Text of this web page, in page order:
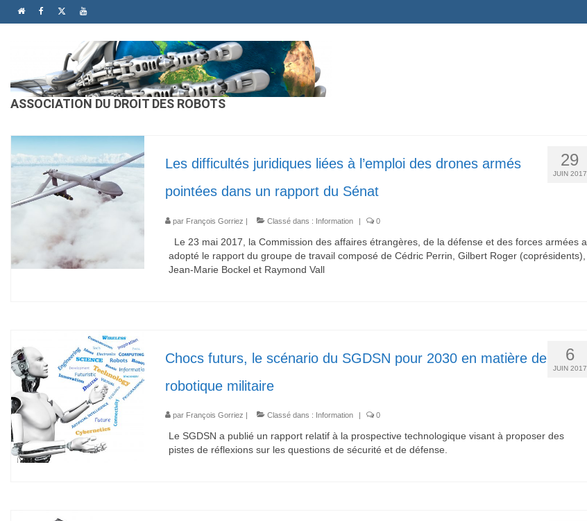
ASSOCIATION DU DROIT DES ROBOTS
29
JUIN 2017
Les difficultés juridiques liées à l’emploi des drones armés
pointées dans un rapport du Sénat
par François Gorriez | Classé dans : Information | 0
Le 23 mai 2017, la Commission des affaires étrangères, de la défense et des forces armées a
adopté le rapport du groupe de travail composé de Cédric Perrin, Gilbert Roger (coprésidents),
Jean-Marie Bockel et Raymond Vall
6
JUIN 2017
Chocs futurs, le scénario du SGDSN pour 2030 en matière de
robotique militaire
par François Gorriez | Classé dans : Information | 0
Le SGDSN a publié un rapport relatif à la prospective technologique visant à proposer des
pistes de réflexions sur les questions de sécurité et de défense.